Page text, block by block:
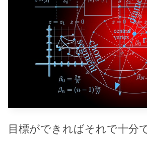
目標ができればそれで十分